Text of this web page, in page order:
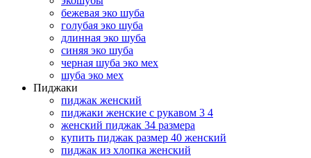
бежевая эко шуба
голубая эко шуба
длинная эко шуба
синяя эко шуба
черная шуба эко мех
шуба эко мех
Пиджаки
пиджак женский
пиджаки женские с рукавом 3 4
женский пиджак 34 размера
купить пиджак размер 40 женский
пиджак из хлопка женский